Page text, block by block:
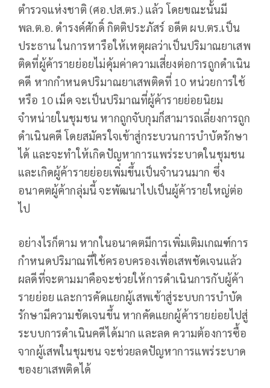
ตำรวจแห่งชาติ (ศอ.ปส.ตร.) แล้ว โดยขณะนั้นมี
พล.ต.อ. ดำรงค์ศักดิ์ กิตติประภัสร์ อดีต ผบ.ตร.เป็น
ประธาน ในการหารือให้เหตุผลว่าเป็นปริมาณยาเสพ
ติดที่ผู้ค้ารายย่อยไม่คุ้มค่าความเสี่ยงต่อการถูกดำเนิน
คดี หากกำหนดปริมาณยาเสพติดที่ 10 หน่วยการใช้
หรือ 10 เม็ด จะเป็นปริมาณที่ผู้ค้ารายย่อยนิยม
จำหน่ายในชุมชน หากถูกจับกุมก็สามารถเลี่ยงการถูก
ดำเนินคดี โดยสมัครใจเข้าสู่กระบวนการบำบัดรักษา
ได้ และจะทำให้เกิดปัญหาการแพร่ระบาดในชุมชน
และเกิดผู้ค้ารายย่อยเพิ่มขึ้นเป็นจำนวนมาก ซึ่ง
อนาคตผู้ค้ากลุ่มนี้ จะพัฒนาไปเป็นผู้ค้ารายใหญ่ต่อ
ไป
อย่างไรก็ตาม หากในอนาคตมีการเพิ่มเติมเกณฑ์การ
กำหนดปริมาณที่ใช้ครอบครองเพื่อเสพชัดเจนแล้ว
ผลดีที่จะตามมาคือจะช่วยให้การดำเนินการกับผู้ค้า
รายย่อย และการคัดแยกผู้เสพเข้าสู่ระบบการบำบัด
รักษามีความชัดเจนขึ้น หากคัดแยกผู้ค้ารายย่อยไปสู่
ระบบการดำเนินคดีได้มาก และลด ความต้องการซื้อ
จากผู้เสพในชุมชน จะช่วยลดปัญหาการแพร่ระบาด
ของยาเสพติดได้